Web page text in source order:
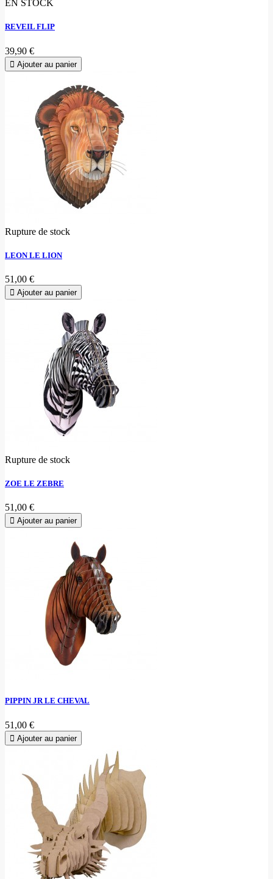
EN STOCK
REVEIL FLIP
39,90 €
Ajouter au panier
Rupture de stock
LEON LE LION
51,00 €
Ajouter au panier
Rupture de stock
ZOE LE ZEBRE
51,00 €
Ajouter au panier
PIPPIN JR LE CHEVAL
51,00 €
Ajouter au panier